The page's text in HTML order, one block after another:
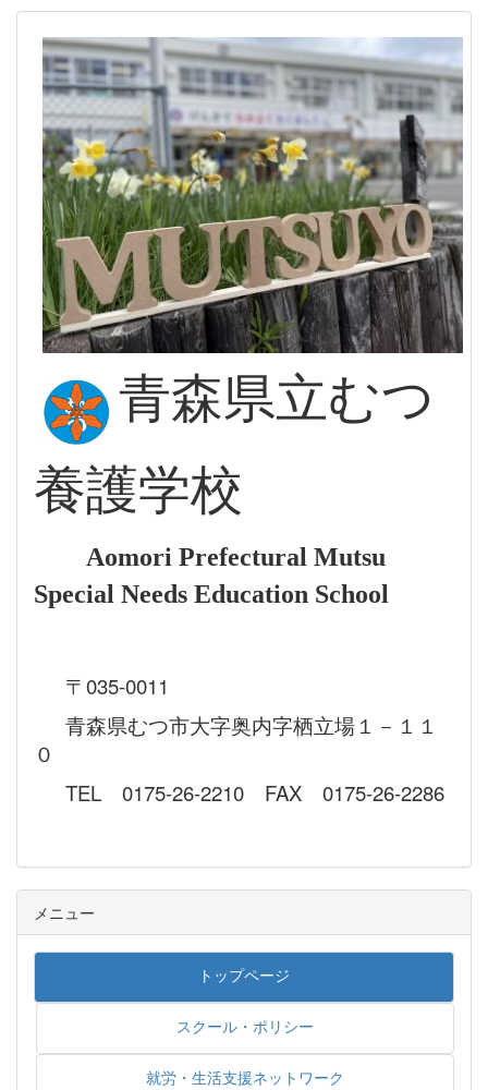
青森県立むつ
養護学校
Aomori Prefectural Mutsu
Special Needs Education School
〒035-0011
青森県むつ市大字奥内字栖立場１－１１
０
TEL 0175-26-2210 FAX 0175-26-2286
メニュー
トップページ
スクール・ポリシー
就労・生活支援ネットワーク